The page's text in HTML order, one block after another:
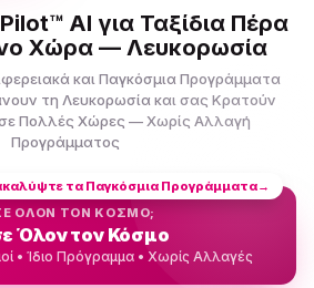
AI για Ταξίδια Πέρα
Χώρα — Λευκορωσία
και Παγκόσμια Προγράμματα
τη Λευκορωσία και σας Κρατούν
Πολλές Χώρες — Χωρίς Αλλαγή
Προγράμματος
ΟΛΟΝ ΤΟΝ ΚΟΣΜΟ;
Όλον τον Κόσμο
• Ίδιο Πρόγραμμα • Χωρίς Αλλαγές
τα Παγκόσμια Προγράμματα→